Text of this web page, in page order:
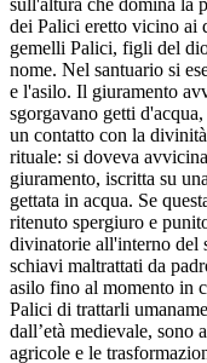
sull'altura che domina la
dei Palici eretto vicino ai
gemelli Palici, figli del
nome. Nel santuario si
e l'asilo. Il giuramento
sgorgavano getti
un contatto con la
rituale: si doveva
giuramento, iscritta su
gettata in acqua. Se
ritenuto spergiuro e
divinatorie all'interno del
schiavi maltrattati da
asilo fino al momento in
Palici di trattarli
dall’età medievale, sono
agricole e le